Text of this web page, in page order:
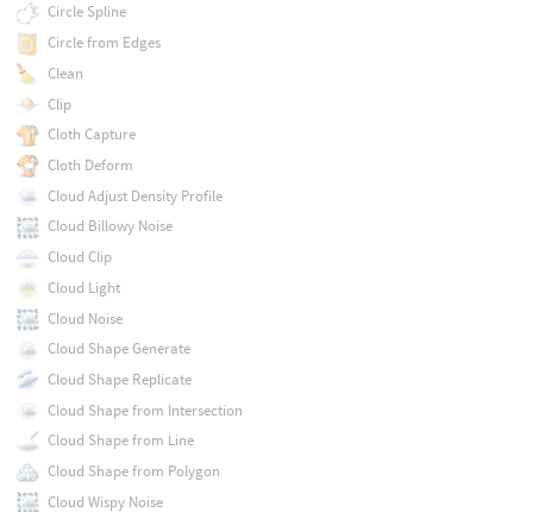
Circle Spline
Circle from Edges
Clean
Clip
Cloth Capture
Cloth Deform
Cloud Adjust Density Profile
Cloud Billowy Noise
Cloud Clip
Cloud Light
Cloud Noise
Cloud Shape Generate
Cloud Shape Replicate
Cloud Shape from Intersection
Cloud Shape from Line
Cloud Shape from Polygon
Cloud Wispy Noise